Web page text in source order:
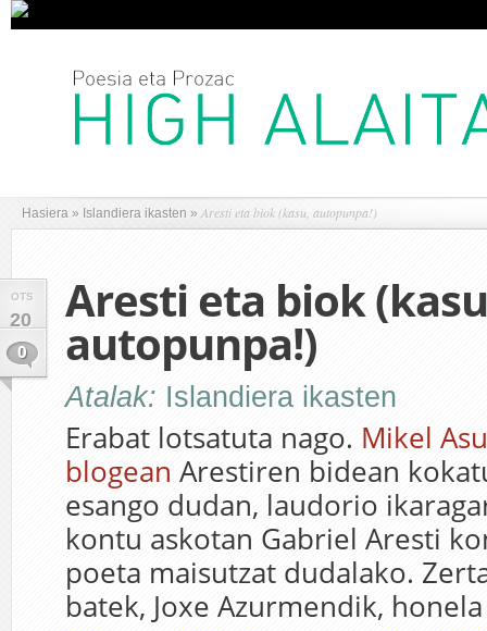
Hasiera » Islandiera ikasten » Aresti eta biok (kasu, autopunpa!)
OTS
20
0
Aresti eta biok
autopunpa!)
Atalak: Islandiera ikasten
Erabat lotsatuta nago. Mikel
blogean Arestiren bidean
esango dudan, laudorio
kontu askotan Gabriel Aresti
poeta maisutzat dudalako.
batek, Joxe Azurmendik,